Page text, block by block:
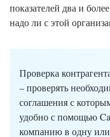
показателей два и
надо ли с этой
Проверка
– проверять
соглашения с
удобно с помощью
компанию в одну или